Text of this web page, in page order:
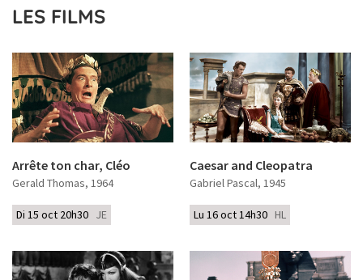
LES FILMS
Arrête ton char, Cléo
Gerald Thomas, 1964
Di 15 oct 20h30 JE
Caesar and Cleopatra
Gabriel Pascal, 1945
Lu 16 oct 14h30 HL